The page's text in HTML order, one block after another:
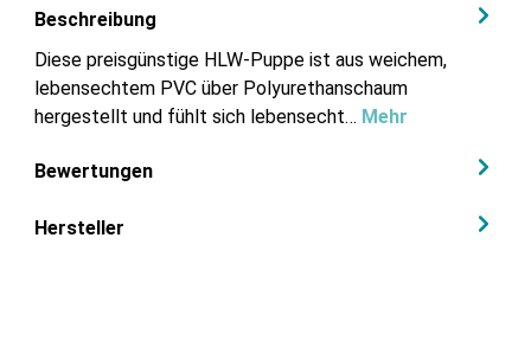
Beschreibung
Diese preisgünstige HLW-Puppe ist aus weichem,
lebensechtem PVC über Polyurethanschaum
hergestellt und fühlt sich lebensecht… Mehr
Bewertungen
Hersteller